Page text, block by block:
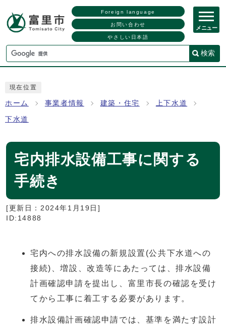
Foreign language
お問い合わせ
やさしい日本語
検索
メニュー
現在位置
ホーム 事業者情報 建築・住宅 上下水道
下水道
宅内排水設備工事に関する
手続き
[更新日： 2024年1月19日 ]
ID:14888
宅内への排水設備の新規設置(公共下水道への
接続)、増設、改造等にあたっては、排水設備
計画確認申請を提出し、富里市長の確認を受け
てから工事に着工する必要があります。
排水設備計画確認申請では、基準を満たす設計